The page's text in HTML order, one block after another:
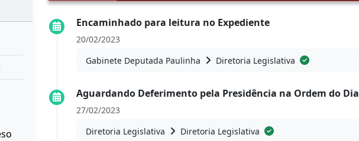
Encaminhado para leitura no Expediente
20/02/2023
Gabinete Deputada Paulinha
Diretoria Legislativa
Aguardando Deferimento pela Presidência na Ordem do Dia
27/02/2023
Diretoria Legislativa
Diretoria Legislativa